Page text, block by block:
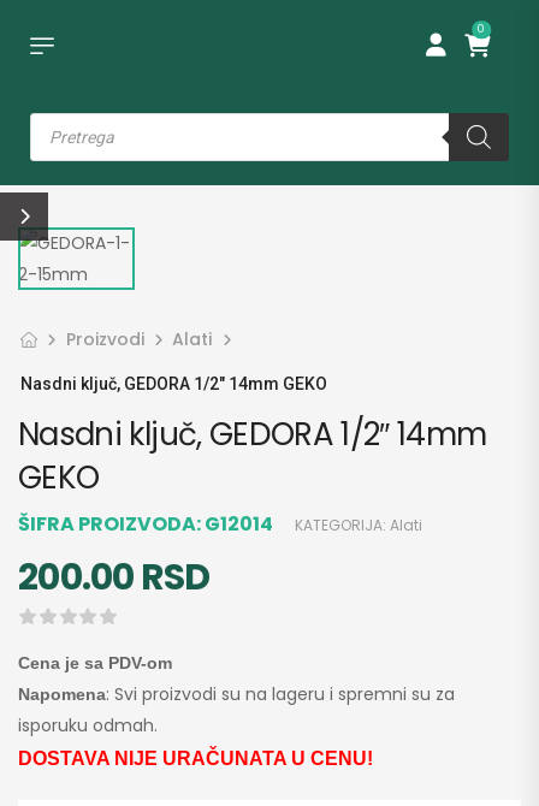
0
Proizvodi Alati
Nasdni ključ, GEDORA 1/2″ 14mm GEKO
Nasdni ključ, GEDORA 1/2″ 14mm
GEKO
ŠIFRA PROIZVODA:G12014 KATEGORIJA: Alati
200.00RSD
Cena je sa PDV-om
Napomena: Svi proizvodi su na lageru i spremni su za
isporuku odmah.
DOSTAVA NIJE URAČUNATA U CENU!